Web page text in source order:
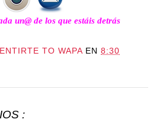
un@ de los que estáis detrás
TO WAPA EN 8:30
: